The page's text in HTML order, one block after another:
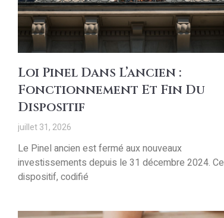
Loi Pinel Dans L’ancien :
Fonctionnement Et Fin Du
Dispositif
juillet 31, 2026
Le Pinel ancien est fermé aux nouveaux
investissements depuis le 31 décembre 2024. Ce
dispositif, codifié